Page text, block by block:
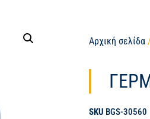
Αρχική σελίδα
SKU BGS-30560